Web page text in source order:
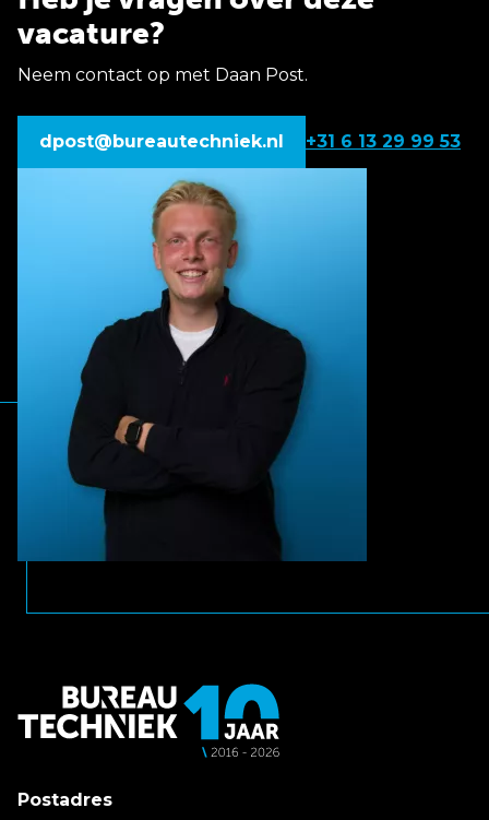
vacature?
Neem contact op met Daan Post.
dpost@bureautechniek.nl +31 6 13 29 99 53
Postadres